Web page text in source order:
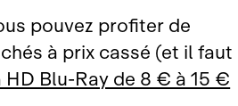
pouvez profiter de
à prix cassé (et il faut
Blu‑Ray de 8 € à 15 €